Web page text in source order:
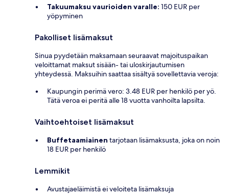
Takuumaksu vaurioiden varalle: 150 EUR per
yöpyminen
Pakolliset lisämaksut
Sinua pyydetään maksamaan seuraavat majoituspaikan
veloittamat maksut sisään- tai uloskirjautumisen
yhteydessä. Maksuihin saattaa sisältyä sovellettavia veroja:
Kaupungin perimä vero: 3.48 EUR per henkilö per yö.
Tätä veroa ei peritä alle 18 vuotta vanhoilta lapsilta.
Vaihtoehtoiset lisämaksut
Buffetaamiainen tarjotaan lisämaksusta, joka on noin
18 EUR per henkilö
Lemmikit
Avustajaeläimistä ei veloiteta lisämaksuja